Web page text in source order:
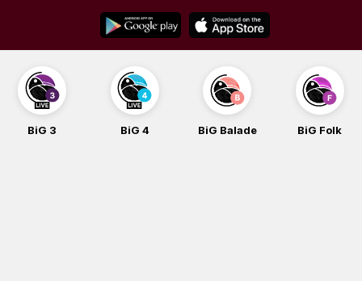
content
BiG 3 BiG 4 BiG Balade BiG Folk